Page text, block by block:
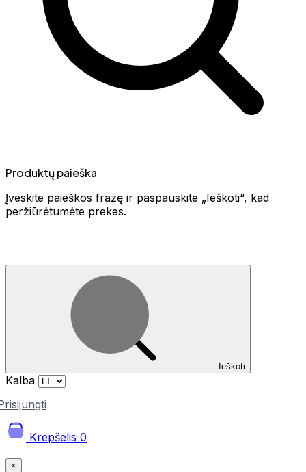
Produktų paieška
Įveskite paieškos frazę ir paspauskite „Ieškoti“, kad
peržiūrėtumėte prekes.
Ieškoti
Kalba
Krepšelis 0
×